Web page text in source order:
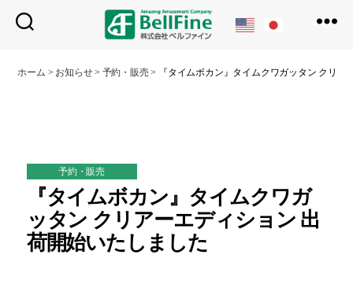
フ
ホーム > お知らせ> 予約・販売> 『タイムボカン』タイムクワガッタン クリ
予約・販売
『タイムボカン』タイムクワガ
ッタン クリアーエディション 出
荷開始いたしました